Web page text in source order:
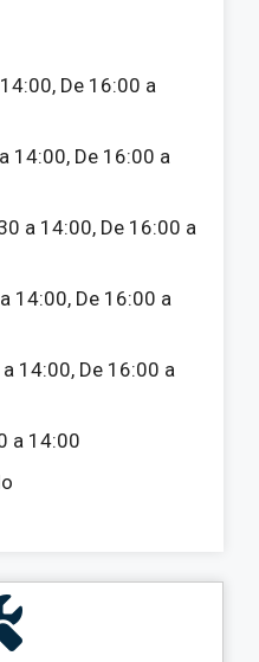
De 16:00 a
14:00, De 16:00 a
a 14:00, De 16:00 a
14:00, De 16:00 a
14:00, De 16:00 a
a 14:00